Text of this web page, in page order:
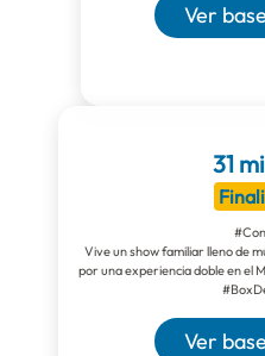
Ver
31
Vive un show familiar lleno de
por una experiencia doble en el
Ver